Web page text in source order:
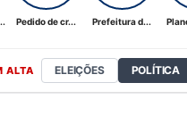
Pedido de cr... Prefeitura d...
ALTA ELEIÇÕES POLÍTICA